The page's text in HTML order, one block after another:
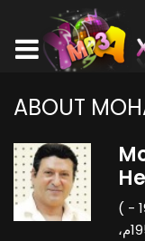
ABOUT
محمد الحلو (3 مارس 1955 - )
مطرب مصري، ولد عام 1955م،